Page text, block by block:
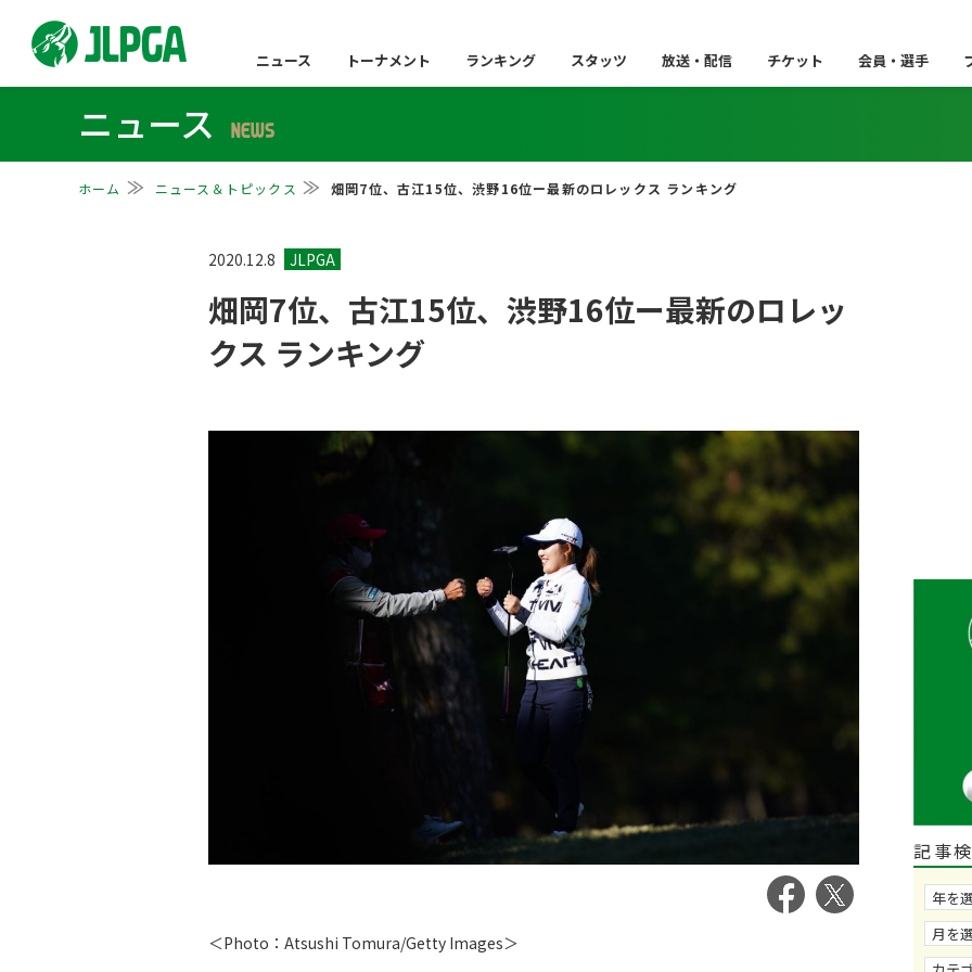
ニュース トーナメント ランキング スタッツ 放送・配信 チケット 会員・選手
ニュース NEWS
ホーム ニュース＆トピックス 畑岡7位、古江15位、渋野16位ー最新のロレックス ランキング
2020.12.8
畑岡7位、古江15位、渋野16位ー最新のロレッ
クス ランキング
＜Photo：Atsushi Tomura/Getty Images＞
記事